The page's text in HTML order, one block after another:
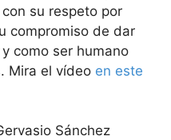
su respeto por
compromiso de dar
como ser humano
Mira el vídeo en este
Sánchez